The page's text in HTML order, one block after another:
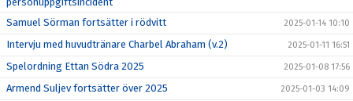
Samuel Sörman fortsätter i rödvitt 2025-01-14 10:10
Intervju med huvudtränare Charbel Abraham (v.2) 2025-01-11 16:51
Spelordning Ettan Södra 2025 2025-01-08 17:56
Armend Suljev fortsätter över 2025 2025-01-03 14:09